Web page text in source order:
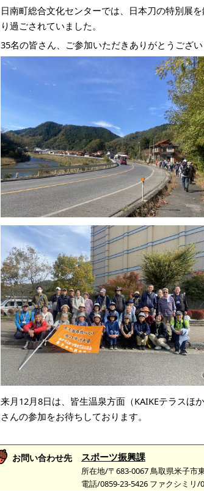
日南町総合文化センターでは、 日本刀の特別展
り過ごされていました。
35名の皆さん、ご参加いただきありがとうござい
来月12月8日は、皆生温泉方面（KAIKEテラスほ
さんの参加をお待ちしております。
お問い合わせ先 スポーツ振興課
所在地/〒683-0067 鳥取県米子市
電話/0859-23-5426 ファクシミリ/